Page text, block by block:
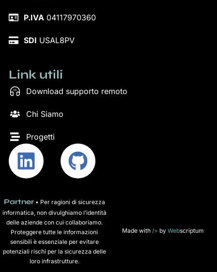
P.IVA 04117970360
SDI USAL8PV
Link utili
Download supporto remoto
Chi Siamo
Progetti
Partner• Per ragioni di sicurezza
informatica, non divulghiamo l’identità
delle aziende con cui collaboriamo.
Proteggere tutte le informazioni
sensibili è essenziale per evitare
potenziali rischi per la sicurezza delle
loro infrastrutture.
Made with /> by Webscriptum